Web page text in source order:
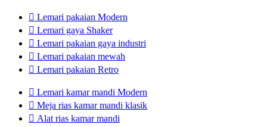
 Lemari pakaian Modern
 Lemari gaya Shaker
 Lemari pakaian gaya industri
 Lemari pakaian mewah
 Lemari pakaian Retro
 Lemari kamar mandi Modern
 Meja rias kamar mandi klasik
 Alat rias kamar mandi